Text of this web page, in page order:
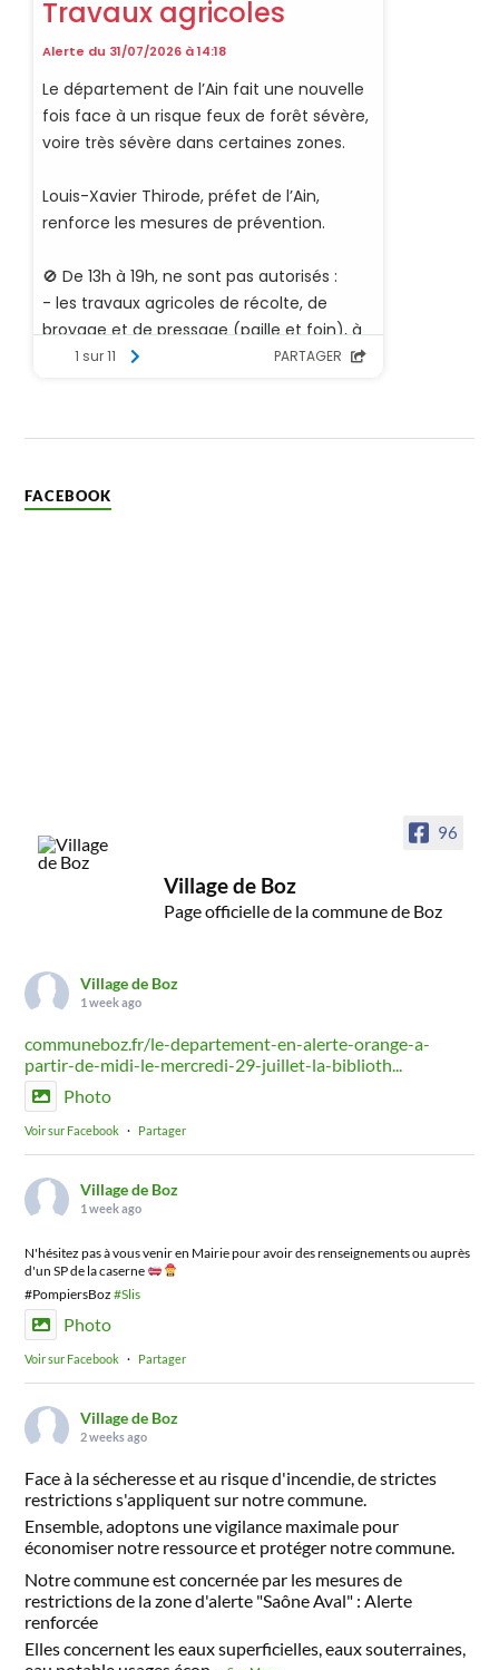
FACEBOOK
96
Village de Boz
Page officielle de la commune de Boz
Village de Boz
1 week ago
communeboz.fr/le-departement-en-alerte-orange-a-
partir-de-midi-le-mercredi-29-juillet-la-biblioth...
Photo
Voir sur Facebook · Partager
Village de Boz
1 week ago
N'hésitez pas à vous venir en Mairie pour avoir des renseignements ou auprès
d'un SP de la caserne
#PompiersBoz#Slis
Photo
Voir sur Facebook · Partager
Village de Boz
2 weeks ago
Face à la sécheresse et au risque d'incendie, de strictes
restrictions s'appliquent sur notre commune.
Ensemble, adoptons une vigilance maximale pour
économiser notre ressource et protéger notre commune.
Notre commune est concernée par les mesures de
restrictions de la zone d'alerte "Saône Aval" : Alerte
renforcée
Elles concernent les eaux superficielles, eaux souterraines,